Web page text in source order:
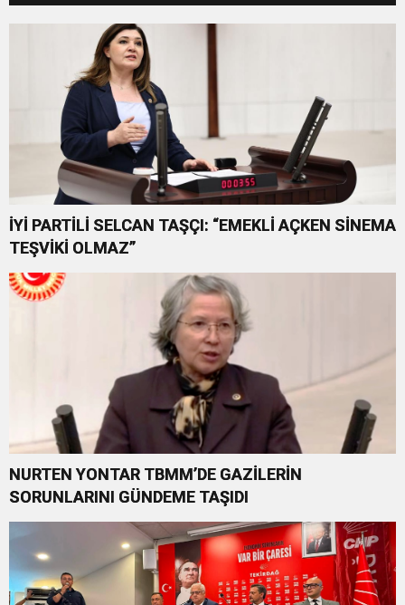
SENEDİNE SAHİP ÇIKMA
İYİ PARTİLİ SELCAN TAŞÇI: “EMEKLİ AÇKEN SİNEMA
TEŞVİKİ OLMAZ”
NURTEN YONTAR TBMM’DE GAZİLERİN
SORUNLARINI GÜNDEME TAŞIDI